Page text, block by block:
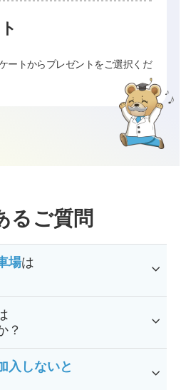
ートからプレゼントをご選択くだ
るご質問
場は
？
入しないと